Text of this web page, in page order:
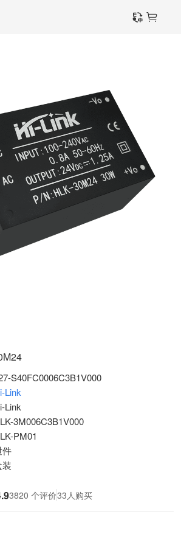
S40FC0006C3B1V000
Link
Link
3M006C3B1V000
PM01
件
3820 个评价33人购买